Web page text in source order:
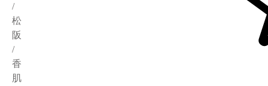
/
松
阪
/
香
肌